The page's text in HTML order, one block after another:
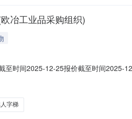
冶工业品采购组织)
时间2025-12-25报价截至时间2025-
升降铝人字梯
字梯